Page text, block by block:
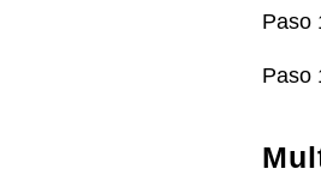
Paso
Paso